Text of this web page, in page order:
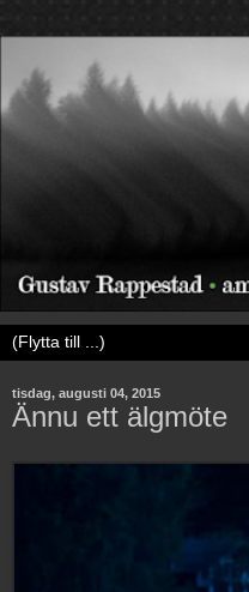
tisdag, augusti 04, 2015
Ännu ett älgmöte